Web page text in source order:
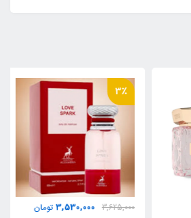
3٪
3,625,000
3,530,000 تومان